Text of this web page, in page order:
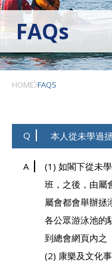
FAQs
HOME FAQS
Q 本人從未學過
A
(1) 如閣下從未
班，之後，由屬
屬會都會舉辦拯
各公眾游泳池的
到總會網頁內之
(2) 康樂及文化